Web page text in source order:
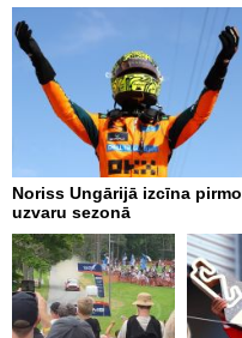
Noriss Ungārijā izcīna pirmo
uzvaru sezonā